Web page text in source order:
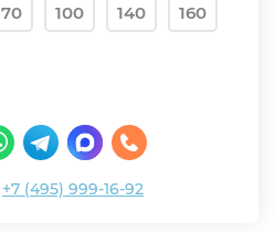
70 100 140 160
+7 (495) 999-16-92